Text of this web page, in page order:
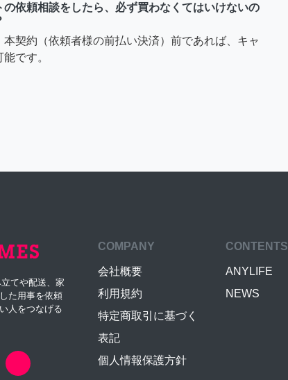
の依頼相談をしたら、必ず買わなくてはいけないの
本契約（依頼者様の前払い決済）前であれば、キャ
です。
てや配送、家
た用事を依頼
人をつなげる
COMPANY
会社概要
利用規約
特定商取引に基づく
表記
個人情報保護方針
CONTENTS
ANYLIFE
NEWS